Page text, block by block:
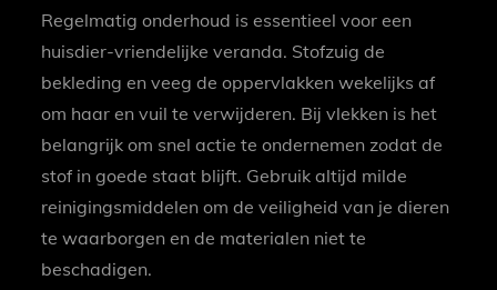
Regelmatig onderhoud is essentieel voor een
huisdier-vriendelijke veranda. Stofzuig de
bekleding en veeg de oppervlakken wekelijks af
om haar en vuil te verwijderen. Bij vlekken is het
belangrijk om snel actie te ondernemen zodat de
stof in goede staat blijft. Gebruik altijd milde
reinigingsmiddelen om de veiligheid van je dieren
te waarborgen en de materialen niet te
beschadigen.